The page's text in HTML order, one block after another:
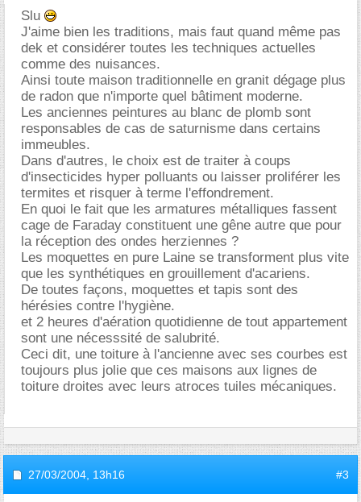
Slu
J'aime bien les traditions, mais faut quand même pas
dek et considérer toutes les techniques actuelles
comme des nuisances.
Ainsi toute maison traditionnelle en granit dégage plus
de radon que n'importe quel bâtiment moderne.
Les anciennes peintures au blanc de plomb sont
responsables de cas de saturnisme dans certains
immeubles.
Dans d'autres, le choix est de traiter à coups
d'insecticides hyper polluants ou laisser proliférer les
termites et risquer à terme l'effondrement.
En quoi le fait que les armatures métalliques fassent
cage de Faraday constituent une gêne autre que pour
la réception des ondes herziennes ?
Les moquettes en pure Laine se transforment plus vite
que les synthétiques en grouillement d'acariens.
De toutes façons, moquettes et tapis sont des
hérésies contre l'hygiène.
et 2 heures d'aération quotidienne de tout appartement
sont une nécesssité de salubrité.
Ceci dit, une toiture à l'ancienne avec ses courbes est
toujours plus jolie que ces maisons aux lignes de
toiture droites avec leurs atroces tuiles mécaniques.
27/03/2004, 13h16 #3